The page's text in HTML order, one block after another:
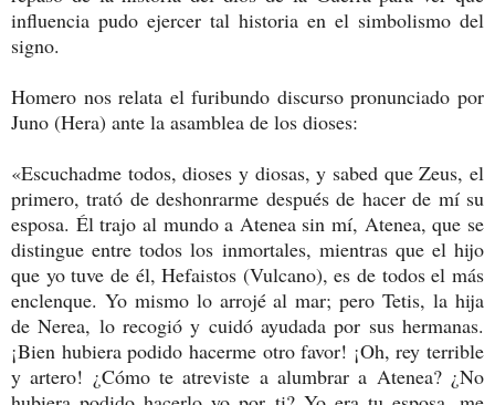
influencia pudo ejercer tal historia en el simbolismo del
signo.
Homero nos relata el furibundo discurso pronunciado por
Juno (Hera) ante la asamblea de los dioses:
«Escuchadme todos, dioses y diosas, y sabed que Zeus, el
primero, trató de deshonrarme después de hacer de mí su
esposa. Él trajo al mundo a Atenea sin mí, Atenea, que se
distingue entre todos los inmortales, mientras que el hijo
que yo tuve de él, Hefaistos (Vulcano), es de todos el más
enclenque. Yo mismo lo arrojé al mar; pero Tetis, la hija
de Nerea, lo recogió y cuidó ayudada por sus hermanas.
¡Bien hubiera podido hacerme otro favor! ¡Oh, rey terrible
y artero! ¿Cómo te atreviste a alumbrar a Atenea? ¿No